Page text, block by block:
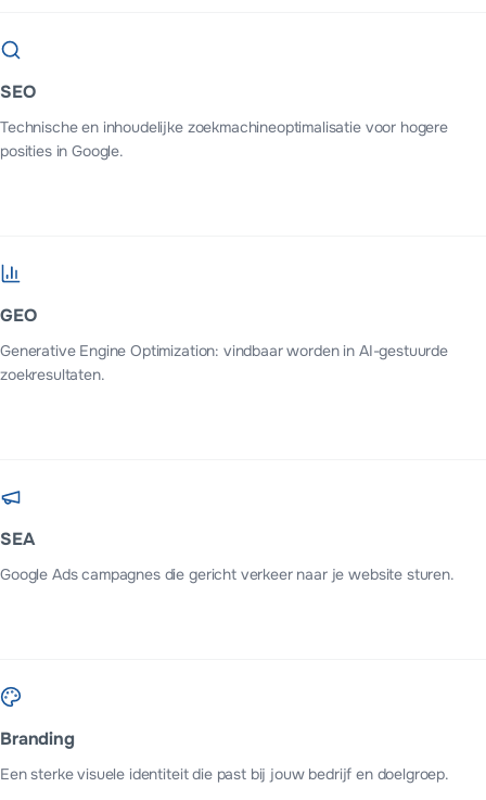
SEO
Technische en inhoudelijke zoekmachineoptimalisatie voor hogere
posities in Google.
GEO
Generative Engine Optimization: vindbaar worden in AI-gestuurde
zoekresultaten.
SEA
Google Ads campagnes die gericht verkeer naar je website sturen.
Branding
Een sterke visuele identiteit die past bij jouw bedrijf en doelgroep.